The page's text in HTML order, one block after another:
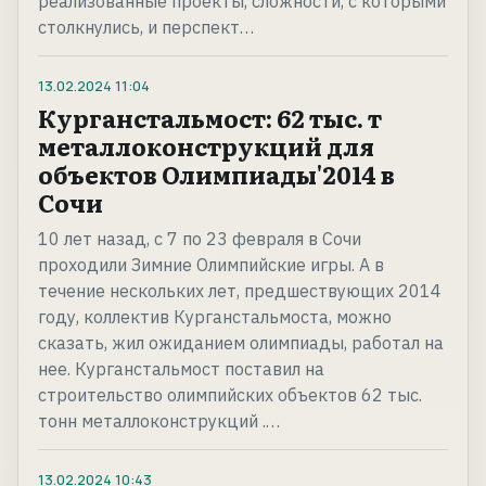
столкнулись, и перспект…
13.02.2024 11:04
Курганстальмост: 62 тыс. т
металлоконструкций для
объектов Олимпиады'2014 в
Сочи
10 лет назад, с 7 по 23 февраля в Сочи
проходили Зимние Олимпийские игры. А в
течение нескольких лет, предшествующих 2014
году, коллектив Курганстальмоста, можно
сказать, жил ожиданием олимпиады, работал на
нее. Курганстальмост поставил на
строительство олимпийских объектов 62 тыс.
тонн металлоконструкций .…
13.02.2024 10:43